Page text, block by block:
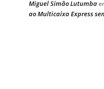
Miguel Simão Lutumba
ao Multicaixa Express